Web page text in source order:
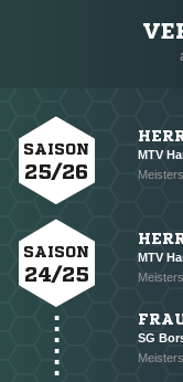
SAISON
25/26
MTV
SAISON
24/25
MTV
SG